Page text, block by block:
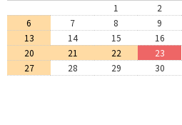
1
2
6
7 8 9
13
14 15 16
20
21 22 23
27
28 29 30